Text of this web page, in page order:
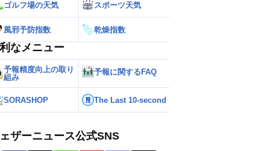
ゴルフ場の天気 スポーツ天気
風邪予防指数 乾燥指数
なメニュー
予報精度向上の取り
組み
予報に関するFAQ
SORASHOP The Last 10-second
ザーニュース公式SNS